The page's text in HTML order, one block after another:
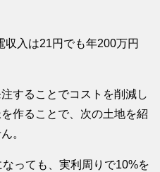
入は21円でも年200万円
することでコストを削減し
作ることで、次の土地を紹
。
っても、実利周りで10%を